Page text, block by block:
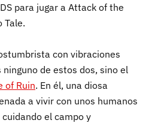
para jugar a Attack of the
Tale.
con vibraciones
de estos dos, sino el
of Ruin. En él, una diosa
a vivir con unos humanos
el campo y